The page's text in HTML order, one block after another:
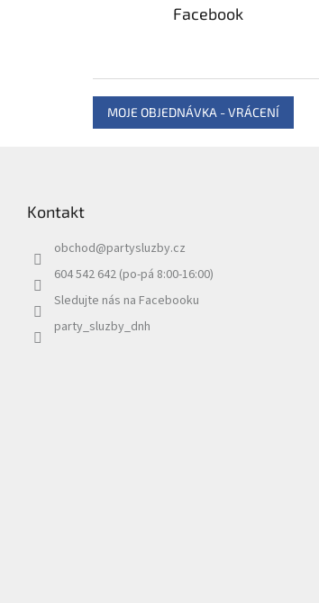
Facebook
MOJE OBJEDNÁVKA - VRÁCENÍ
Kontakt
obchod@partysluzby.cz
604 542 642 (po-pá 8:00-16:00)
Sledujte nás na Facebooku
party_sluzby_dnh